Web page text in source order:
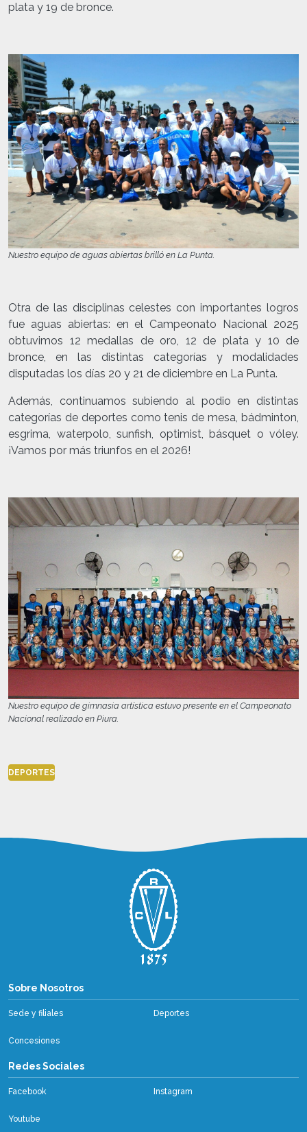
plata y 19 de bronce.
Nuestro equipo de aguas abiertas brilló en La Punta.
Otra de las disciplinas celestes con importantes logros
fue aguas abiertas: en el Campeonato Nacional 2025
obtuvimos 12 medallas de oro, 12 de plata y 10 de
bronce, en las distintas categorías y modalidades
disputadas los días 20 y 21 de diciembre en La Punta.
Además, continuamos subiendo al podio en distintas
categorías de deportes como tenis de mesa, bádminton,
esgrima, waterpolo, sunfish, optimist, básquet o vóley.
¡Vamos por más triunfos en el 2026!
Nuestro equipo de gimnasia artística estuvo presente en el Campeonato
Nacional realizado en Piura.
DEPORTES
Sobre Nosotros
Sobre Nosotros
Sede y filiales Deportes
Concesiones
Redes Sociales
Facebook Instagram
Youtube